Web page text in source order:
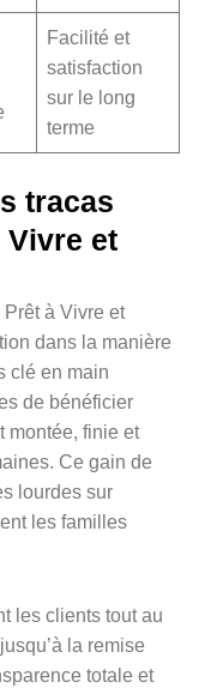
Facilité et
satisfaction
sur le long
terme
tracas
Vivre et
Prêt à Vivre et
dans la manière
clé en main
de bénéficier
montée, finie et
Ce gain de
lourdes sur
les familles
les clients tout au
la remise
totale et